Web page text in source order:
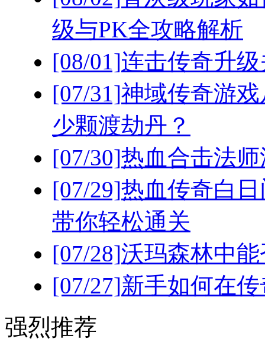
级与PK全攻略解析
[08/01]连击传奇升
[07/31]神域传奇游
少颗渡劫丹？
[07/30]热血合击法
[07/29]热血传奇白
带你轻松通关
[07/28]沃玛森林中
[07/27]新手如何在
强烈推荐